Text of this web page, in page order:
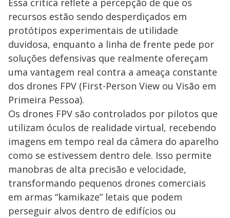
Essa crítica reflete a percepção de que os
recursos estão sendo desperdiçados em
protótipos experimentais de utilidade
duvidosa, enquanto a linha de frente pede por
soluções defensivas que realmente ofereçam
uma vantagem real contra a ameaça constante
dos drones FPV (First-Person View ou Visão em
Primeira Pessoa).
Os drones FPV são controlados por pilotos que
utilizam óculos de realidade virtual, recebendo
imagens em tempo real da câmera do aparelho
como se estivessem dentro dele. Isso permite
manobras de alta precisão e velocidade,
transformando pequenos drones comerciais
em armas “kamikaze” letais que podem
perseguir alvos dentro de edifícios ou